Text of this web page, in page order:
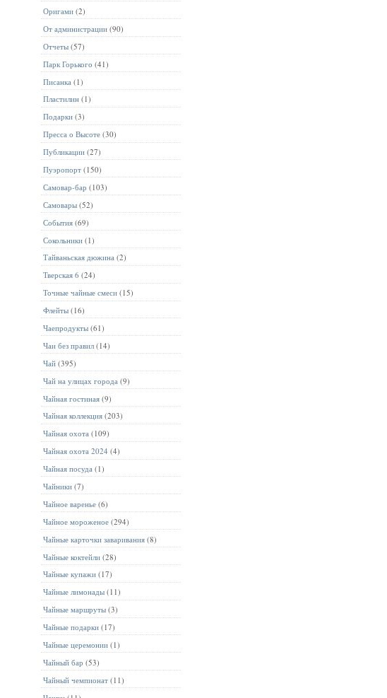
Оригами (2)
От администрации (90)
Отчеты (57)
Парк Горького (41)
Писанка (1)
Пластилин (1)
Подарки (3)
Пресса о Высоте (30)
Публикации (27)
Пуэропорт (150)
Самовар-бар (103)
Самовары (52)
События (69)
Сокольники (1)
Тайваньская дюжина (2)
Тверская 6 (24)
Точные чайные смеси (15)
Флейты (16)
Чаепродукты (61)
Чаи без правил (14)
Чай (395)
Чай на улицах города (9)
Чайная гостиная (9)
Чайная коллекция (203)
Чайная охота (109)
Чайная охота 2024 (4)
Чайная посуда (1)
Чайники (7)
Чайное варенье (6)
Чайное мороженое (294)
Чайные карточки заваривания (8)
Чайные коктейли (28)
Чайные купажи (17)
Чайные лимонады (11)
Чайные маршруты (3)
Чайные подарки (17)
Чайные церемонии (1)
Чайный бар (53)
Чайный чемпионат (11)